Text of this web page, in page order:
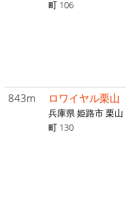
町 106
843m ロワイヤル栗山
兵庫県 姫路市 栗山
町 130